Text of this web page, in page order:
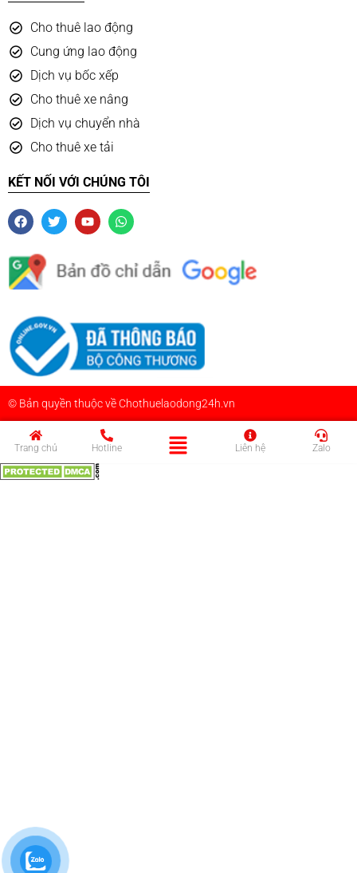
Cho thuê lao động
Cung ứng lao động
Dịch vụ bốc xếp
Cho thuê xe nâng
Dịch vụ chuyển nhà
Cho thuê xe tải
KẾT NỐI VỚI CHÚNG TÔI
© Bản quyền thuộc về Chothuelaodong24h.vn
Trang chủ Hotline Liên hệ Zalo